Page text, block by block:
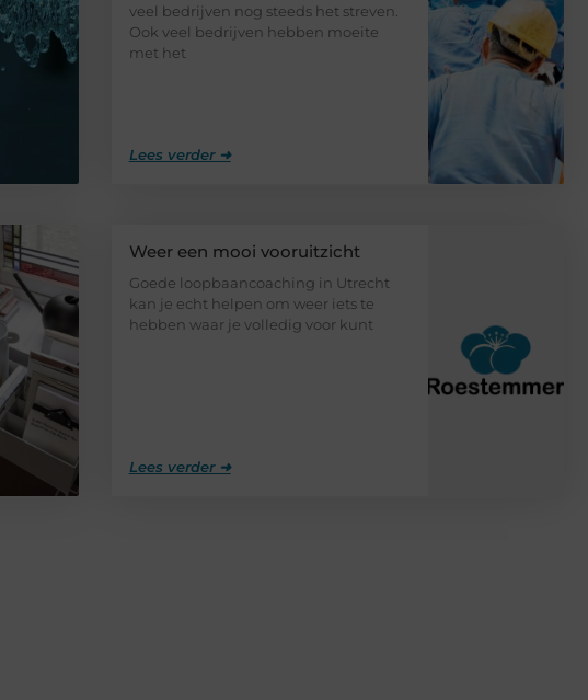
veel bedrijven nog steeds het streven.
Ook veel bedrijven hebben moeite
met het
Lees verder ➜
Weer een mooi vooruitzicht
Goede loopbaancoaching in Utrecht
kan je echt helpen om weer iets te
hebben waar je volledig voor kunt
Lees verder ➜